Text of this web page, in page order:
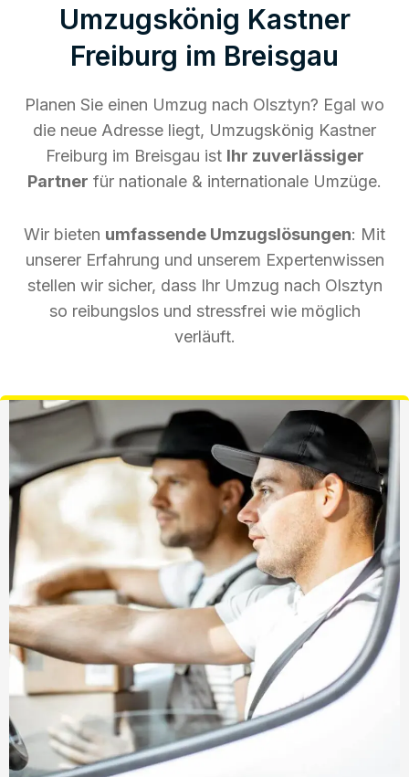
Umzugskönig Kastner
Freiburg im Breisgau
Planen Sie einen Umzug nach Olsztyn? Egal wo
die neue Adresse liegt, Umzugskönig Kastner
Freiburg im Breisgau ist Ihr zuverlässiger
Partner für nationale & internationale Umzüge.
Wir bieten umfassende Umzugslösungen: Mit
unserer Erfahrung und unserem Expertenwissen
stellen wir sicher, dass Ihr Umzug nach Olsztyn
so reibungslos und stressfrei wie möglich
verläuft.